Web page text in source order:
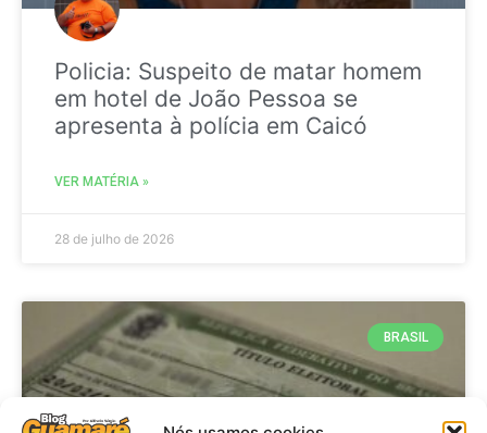
Policia: Suspeito de matar homem
em hotel de João Pessoa se
apresenta à polícia em Caicó
VER MATÉRIA »
28 de julho de 2026
BRASIL